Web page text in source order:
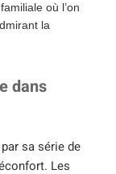
où l’on
la
dans
sa série de
Les